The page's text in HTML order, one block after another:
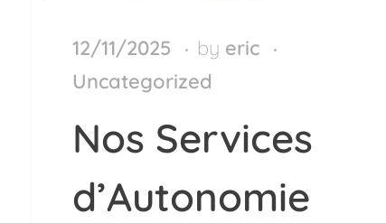
12/11/2025 by eric
Uncategorized
Nos Services
d’Autonomie